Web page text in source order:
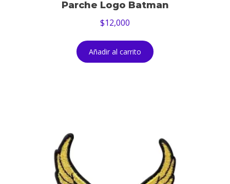
Parche Logo Batman
$12,000
Añadir al carrito